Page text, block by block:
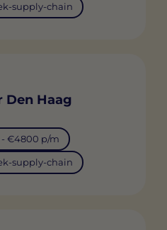
supply-chain
Den Haag
€4800 p/m
supply-chain